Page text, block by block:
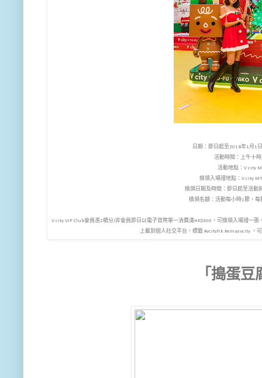
日期：即日起至2018年1月1
活動時間：上午十
活動地點：V city
換領入場證地點：V city
換領日期及時間：即日起至活動
換領名額：活動每小時1節，
V city VIP Club會員憑2積分/非會員即日以電子貨幣單一消費滿HK$300，可換領入場證一
上載到個人社交平台，標籤 #vcityhk #xmasvcity ，
「搗蛋